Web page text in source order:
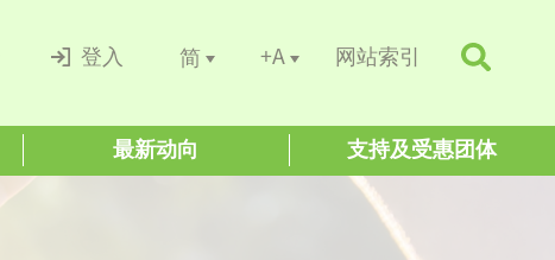
登入 简 +A 网站索引
最新动向 支持及受惠团体